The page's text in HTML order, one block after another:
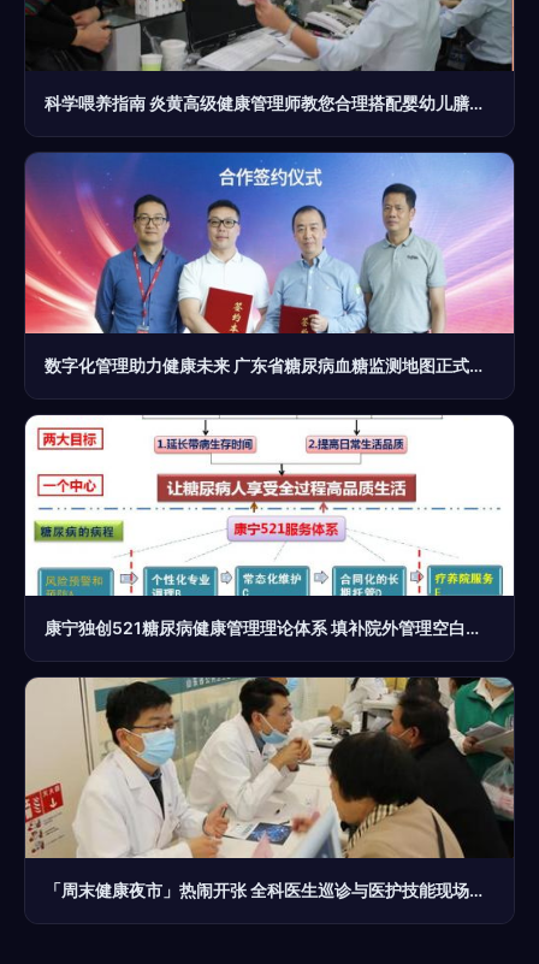
科学喂养指南 炎黄高级健康管理师教您合理搭配婴幼儿膳食营养
数字化管理助力健康未来 广东省糖尿病血糖监测地图正式启动
康宁独创521糖尿病健康管理理论体系 填补院外管理空白的营养健康新范式
「周末健康夜市」热闹开张 全科医生巡诊与医护技能现场体验吸引市民